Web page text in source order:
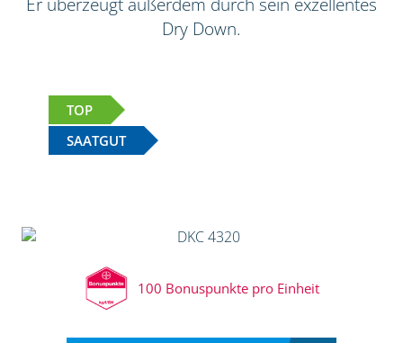
Dry Down.
TOP
SAATGUT
100 Bonuspunkte pro Einheit